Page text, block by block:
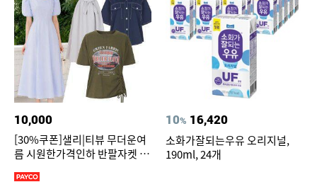
10,000
[30%쿠폰]샐리|티뷰 무더운여
름 시원한가격인하 반팔자켓 1
10% 16,420
소화가잘되는우유 오리지널,
190ml, 24개